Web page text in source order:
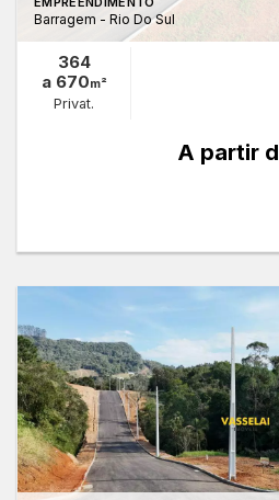
Barragem - Rio Do Sul
364
a 670m²
Privat.
A partir